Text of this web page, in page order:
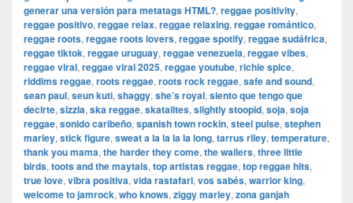
generar una versión para metatags HTML?, reggae positivity,
reggae positivo, reggae relax, reggae relaxing, reggae romántico,
reggae roots, reggae roots lovers, reggae spotify, reggae sudáfrica,
reggae tiktok, reggae uruguay, reggae venezuela, reggae vibes,
reggae viral, reggae viral 2025, reggae youtube, richie spice,
riddims reggae, roots reggae, roots rock reggae, safe and sound,
sean paul, seun kuti, shaggy, she’s royal, siento que tengo que
decirte, sizzla, ska reggae, skatalites, slightly stoopid, soja, soja
reggae, sonido caribeño, spanish town rockin, steel pulse, stephen
marley, stick figure, sweat a la la la la long, tarrus riley, temperature,
thank you mama, the harder they come, the wailers, three little
birds, toots and the maytals, top artistas reggae, top reggae hits,
true love, vibra positiva, vida rastafari, vos sabés, warrior king,
welcome to jamrock, who knows, ziggy marley, zona ganjah